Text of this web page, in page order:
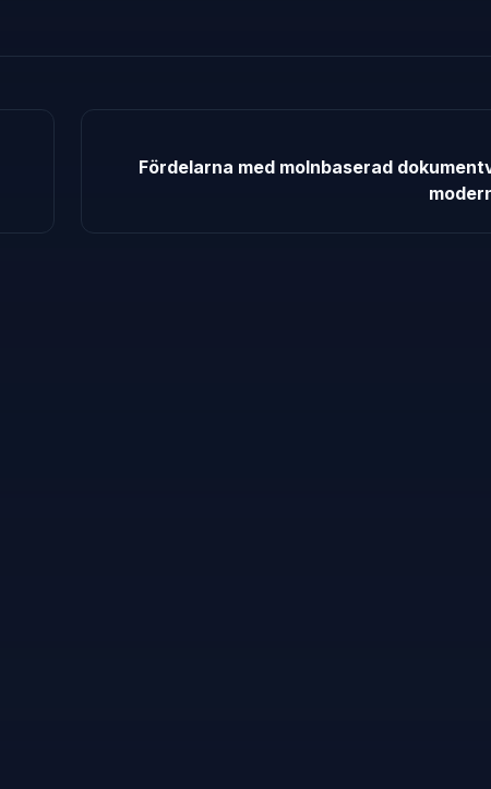
Fördelarna med molnbaserad